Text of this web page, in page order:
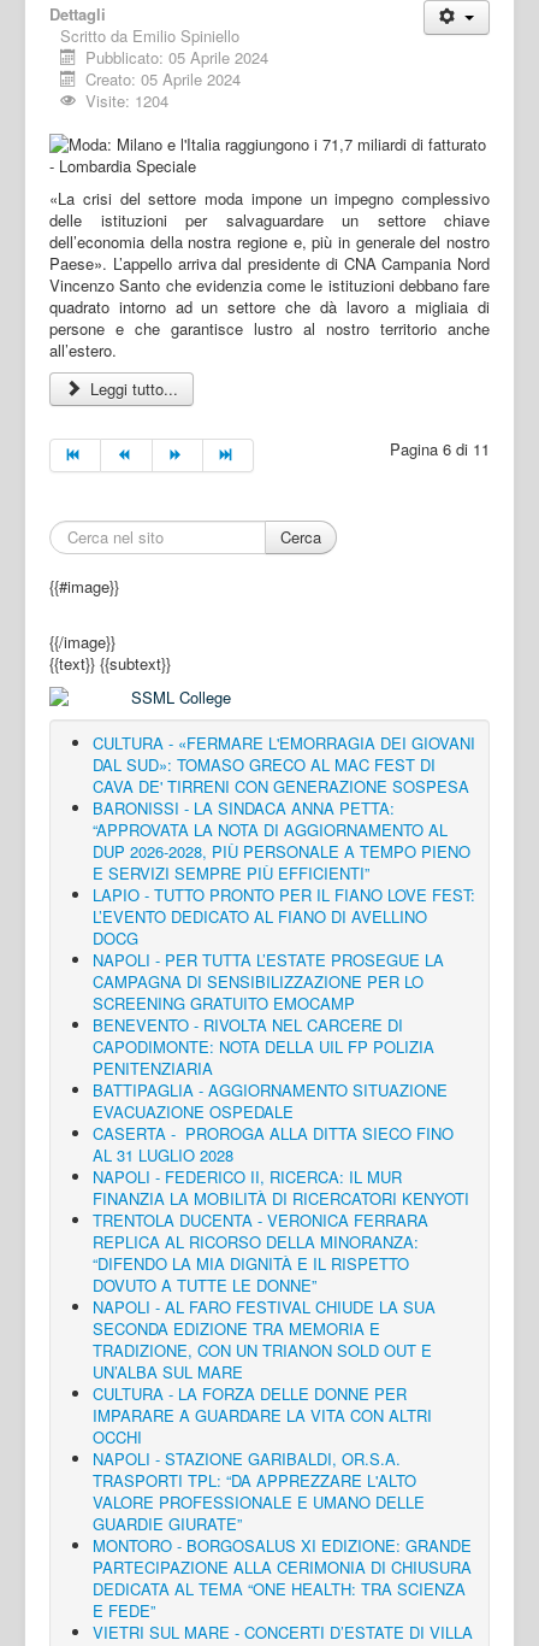
Dettagli
Scritto da Emilio Spiniello
Pubblicato: 05 Aprile 2024
Creato: 05 Aprile 2024
Visite: 1204
«La crisi del settore moda impone un impegno complessivo
delle istituzioni per salvaguardare un settore chiave
dell’economia della nostra regione e, più in generale del nostro
Paese». L’appello arriva dal presidente di CNA Campania Nord
Vincenzo Santo che evidenzia come le istituzioni debbano fare
quadrato intorno ad un settore che dà lavoro a migliaia di
persone e che garantisce lustro al nostro territorio anche
all’estero.
Leggi tutto...
Pagina 6 di 11
Cerca
{{#image}}
{{/image}}
{{text}} {{subtext}}
CULTURA - «FERMARE L'EMORRAGIA DEI GIOVANI
DAL SUD»: TOMASO GRECO AL MAC FEST DI
CAVA DE' TIRRENI CON GENERAZIONE SOSPESA
BARONISSI - LA SINDACA ANNA PETTA:
“APPROVATA LA NOTA DI AGGIORNAMENTO AL
DUP 2026-2028, PIÙ PERSONALE A TEMPO PIENO
E SERVIZI SEMPRE PIÙ EFFICIENTI”
LAPIO - TUTTO PRONTO PER IL FIANO LOVE FEST:
L’EVENTO DEDICATO AL FIANO DI AVELLINO
DOCG
NAPOLI - PER TUTTA L’ESTATE PROSEGUE LA
CAMPAGNA DI SENSIBILIZZAZIONE PER LO
SCREENING GRATUITO EMOCAMP
BENEVENTO - RIVOLTA NEL CARCERE DI
CAPODIMONTE: NOTA DELLA UIL FP POLIZIA
PENITENZIARIA
BATTIPAGLIA - AGGIORNAMENTO SITUAZIONE
EVACUAZIONE OSPEDALE
CASERTA - PROROGA ALLA DITTA SIECO FINO
AL 31 LUGLIO 2028
NAPOLI - FEDERICO II, RICERCA: IL MUR
FINANZIA LA MOBILITÀ DI RICERCATORI KENYOTI
TRENTOLA DUCENTA - VERONICA FERRARA
REPLICA AL RICORSO DELLA MINORANZA:
“DIFENDO LA MIA DIGNITÀ E IL RISPETTO
DOVUTO A TUTTE LE DONNE”
NAPOLI - AL FARO FESTIVAL CHIUDE LA SUA
SECONDA EDIZIONE TRA MEMORIA E
TRADIZIONE, CON UN TRIANON SOLD OUT E
UN’ALBA SUL MARE
CULTURA - LA FORZA DELLE DONNE PER
IMPARARE A GUARDARE LA VITA CON ALTRI
OCCHI
NAPOLI - STAZIONE GARIBALDI, OR.S.A.
TRASPORTI TPL: “DA APPREZZARE L'ALTO
VALORE PROFESSIONALE E UMANO DELLE
GUARDIE GIURATE”
MONTORO - BORGOSALUS XI EDIZIONE: GRANDE
PARTECIPAZIONE ALLA CERIMONIA DI CHIUSURA
DEDICATA AL TEMA “ONE HEALTH: TRA SCIENZA
E FEDE”
VIETRI SUL MARE - CONCERTI D’ESTATE DI VILLA